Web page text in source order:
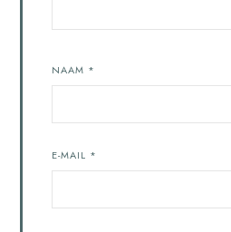
NAAM *
E-MAIL *